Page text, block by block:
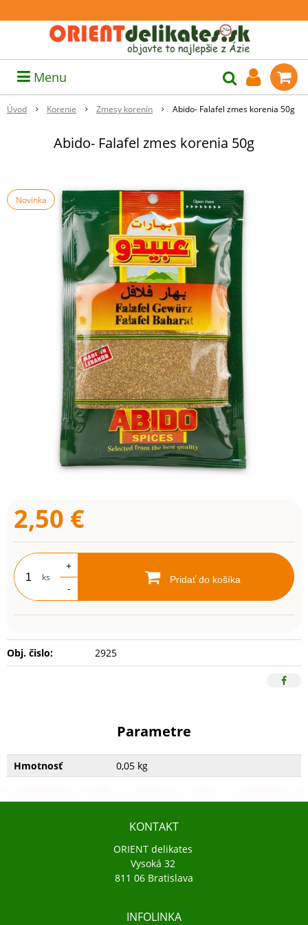
Menu
Úvod Korenie Zmesy korenín Abido- Falafel zmes korenia 50g
Abido- Falafel zmes korenia 50g
Novinka
2,50 €
ks
+
-
Pridať do košíka
Obj. čislo: 2925
Parametre
Hmotnosť 0,05 kg
KONTAKT
ORIENT delikates
Vysoká 32
811 06 Bratislava
INFOLINKA